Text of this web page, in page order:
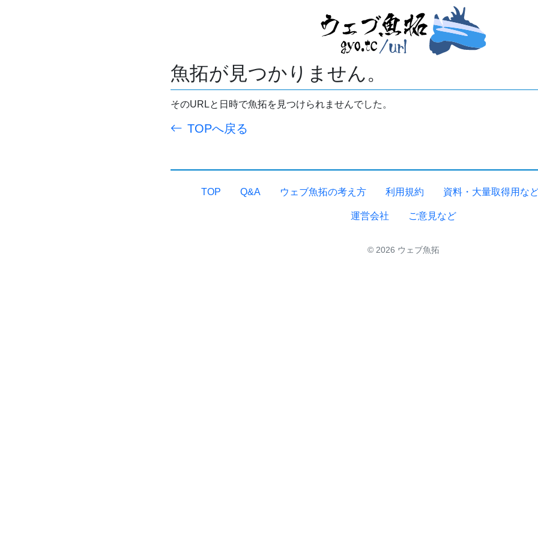
魚拓が見つかりません。
そのURLと日時で魚拓を見つけられませんでした。
TOPへ戻る
TOP Q&A ウェブ魚拓の考え方 利用規約 資料・大量取得用な
運営会社 ご意見など
© 2026 ウェブ魚拓